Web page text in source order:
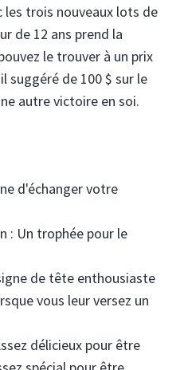
trois nouveaux lots de
de 12 ans prend la
le trouver à un prix
suggéré de 100 $ sur le
autre victoire en soi.
d'échanger votre
: Un trophée pour le
de tête enthousiaste
vous leur versez un
délicieux pour être